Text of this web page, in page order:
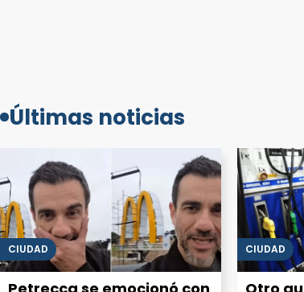
Últimas noticias
CIUDAD CIUDAD